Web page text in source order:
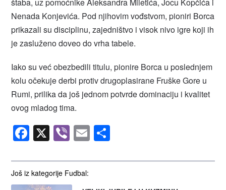
Još iz kategorije Fudbal:
Nenada Konjevića. Pod njihovim vođstvom, pioniri Borca
prikazali su disciplinu, zajedništvo i visok nivo igre koji ih
je zasluženo doveo do vrha tabele.
Iako su već obezbedili titulu, pionire Borca u poslednjem
kolu očekuje derbi protiv drugoplasirane Fruške Gore u
Rumi, prilika da još jednom potvrde dominaciju i kvalitet
ovog mladog tima.
Facebook
X Viber
Email